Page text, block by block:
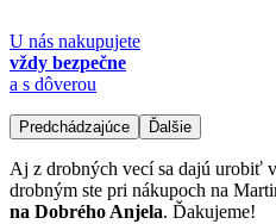
U nás nakupujete
vždy bezpečne
a s dôverou
Predchádzajúce Ďalšie
Aj z drobných vecí sa dajú urobiť
drobným ste pri nákupoch na
na Dobrého Anjela. Ďakujeme!